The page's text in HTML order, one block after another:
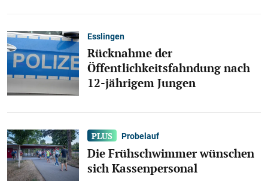
Esslingen
Rücknahme der
Öffentlichkeitsfahndung nach
12-jährigem Jungen
Probelauf
Die Frühschwimmer wünschen
sich Kassenpersonal